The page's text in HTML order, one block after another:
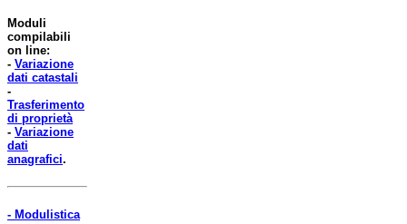
Moduli
compilabili
on line:
- Variazione
dati catastali
-
Trasferimento
di proprietà
- Variazione
dati
anagrafici.
- Modulistica